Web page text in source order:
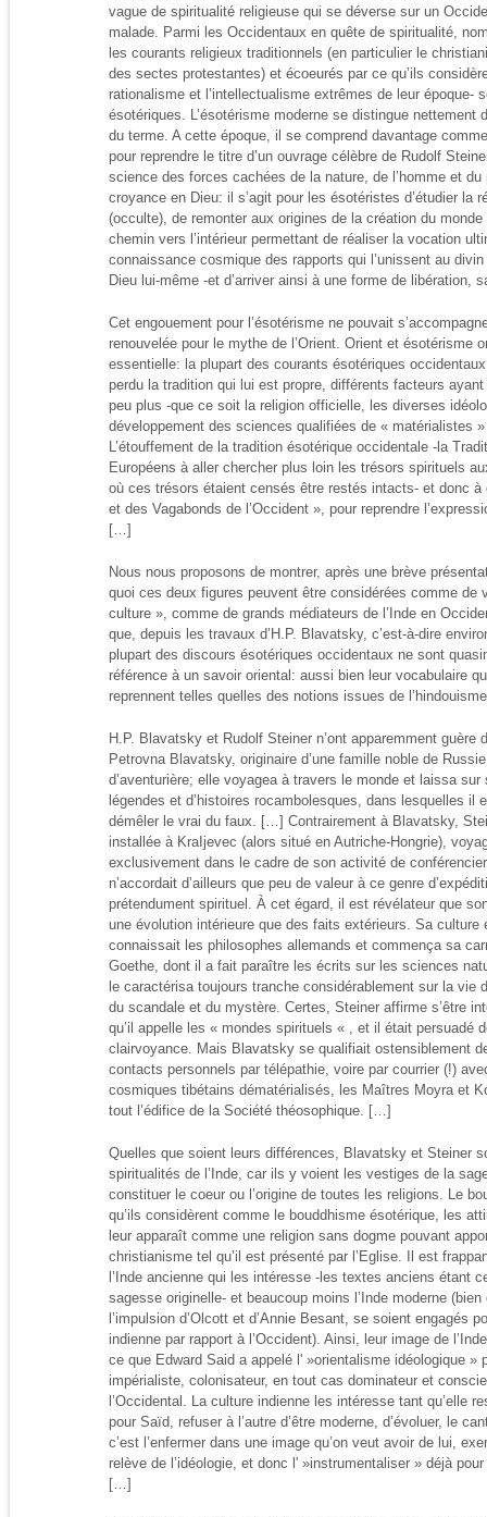
vague de spiritualité religieuse qui se déverse sur un
malade. Parmi les Occidentaux en quête de spiritualité,
les courants religieux traditionnels (en particulier le
des sectes protestantes) et écoeurés par ce qu’ils
rationalisme et l’intellectualisme extrêmes de leur époque-
ésotériques. L’ésotérisme moderne se distingue nettement
du terme. A cette époque, il se comprend davantage
pour reprendre le titre d’un ouvrage célèbre de Rudolf
science des forces cachées de la nature, de l’homme et
croyance en Dieu: il s’agit pour les ésotéristes d’étudier la
(occulte), de remonter aux origines de la création du
chemin vers l’intérieur permettant de réaliser la vocation
connaissance cosmique des rapports qui l’unissent au
Dieu lui-même -et d’arriver ainsi à une forme de libération,
Cet engouement pour l’ésotérisme ne pouvait
renouvelée pour le mythe de l’Orient. Orient et ésotérisme
essentielle: la plupart des courants ésotériques
perdu la tradition qui lui est propre, différents facteurs
peu plus -que ce soit la religion officielle, les diverses
développement des sciences qualifiées de « matérialistes
L’étouffement de la tradition ésotérique occidentale -la
Européens à aller chercher plus loin les trésors spirituels
où ces trésors étaient censés être restés intacts- et donc à
et des Vagabonds de l’Occident », pour reprendre
[…]
Nous nous proposons de montrer, après une brève
quoi ces deux figures peuvent être considérées comme de
culture », comme de grands médiateurs de l’Inde en
que, depuis les travaux d’H.P. Blavatsky, c’est-à-dire
plupart des discours ésotériques occidentaux ne sont
référence à un savoir oriental: aussi bien leur vocabulaire
reprennent telles quelles des notions issues de
H.P. Blavatsky et Rudolf Steiner n’ont apparemment guère
Petrovna Blavatsky, originaire d’une famille noble de
d’aventurière; elle voyagea à travers le monde et laissa
légendes et d’histoires rocambolesques, dans lesquelles il
démêler le vrai du faux. […] Contrairement à Blavatsky,
installée à KraIjevec (alors situé en Autriche-Hongrie),
exclusivement dans le cadre de son activité de
n’accordait d’ailleurs que peu de valeur à ce genre
prétendument spirituel. À cet égard, il est révélateur que
une évolution intérieure que des faits extérieurs. Sa
connaissait les philosophes allemands et commença sa
Goethe, dont il a fait paraître les écrits sur les sciences
le caractérisa toujours tranche considérablement sur la vie
du scandale et du mystère. Certes, Steiner affirme s’être
qu’il appelle les « mondes spirituels « , et il était persuadé
clairvoyance. Mais Blavatsky se qualifiait ostensiblement
contacts personnels par télépathie, voire par courrier (!)
cosmiques tibétains dématérialisés, les Maîtres Moyra et
tout l’édifice de la Société théosophique. […]
Quelles que soient leurs différences, Blavatsky et Steiner
spiritualités de l’Inde, car ils y voient les vestiges de la
constituer le coeur ou l’origine de toutes les religions. Le
qu’ils considèrent comme le bouddhisme ésotérique, les
leur apparaît comme une religion sans dogme pouvant
christianisme tel qu’il est présenté par l’Eglise. Il est
l’Inde ancienne qui les intéresse -les textes anciens étant
sagesse originelle- et beaucoup moins l’Inde moderne
l’impulsion d’Olcott et d’Annie Besant, se soient engagés
indienne par rapport à l’Occident). Ainsi, leur image de
ce que Edward Said a appelé l' »orientalisme idéologique »
impérialiste, colonisateur, en tout cas dominateur et
l’Occidental. La culture indienne les intéresse tant qu’elle
pour Saïd, refuser à l’autre d’être moderne, d’évoluer, le
c’est l’enfermer dans une image qu’on veut avoir de lui,
relève de l’idéologie, et donc l' »instrumentaliser » déjà
[…]